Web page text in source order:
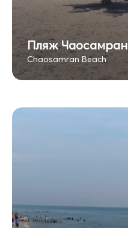
Пляж Чаосамран
Chaosamran Beach